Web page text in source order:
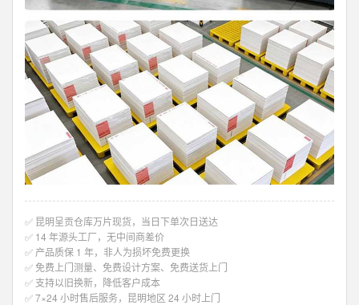
✅ 昆明呈贡仓库万片现货，当日下单次日送达
✅ 14 年源头工厂，无中间商差价
✅ 产品质保 1 年，非人为损坏免费更换
✅ 免费上门测量、免费设计方案、免费送货上门
✅ 支持以旧换新，降低客户成本
✅ 7×24 小时售后服务，昆明地区 24 小时上门